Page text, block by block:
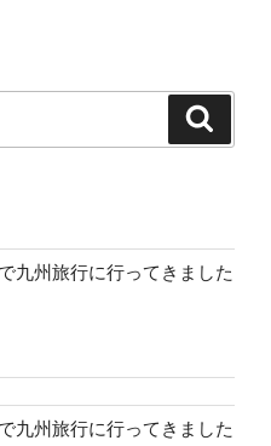
九州旅行に行ってきました
九州旅行に行ってきました